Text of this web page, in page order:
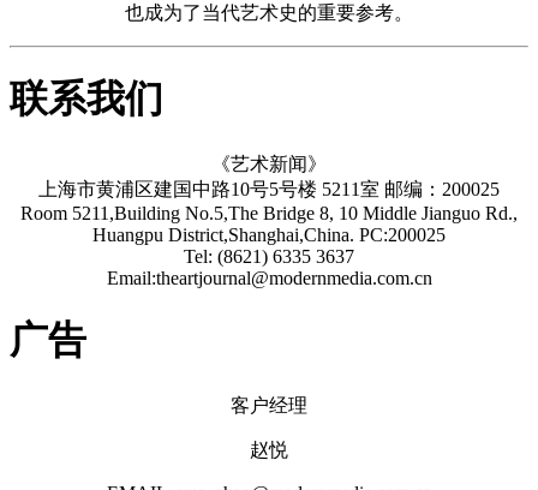
也成为了当代艺术史的重要参考。
联系我们
《艺术新闻》
上海市黄浦区建国中路10号5号楼 5211室 邮编：200025
Room 5211,Building No.5,The Bridge 8, 10 Middle Jianguo Rd.,
Huangpu District,Shanghai,China. PC:200025
Tel: (8621) 6335 3637
Email:theartjournal@modernmedia.com.cn
广告
客户经理
赵悦